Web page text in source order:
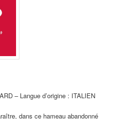
– Langue d’origine : ITALIEN
dans ce hameau abandonné